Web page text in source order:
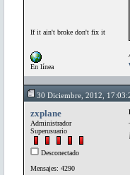
If it ain't broke don't fix it
En línea
30 Diciembre, 2012,
zxplane
Administrador
Superusuario
Desconectado
Mensajes: 4290